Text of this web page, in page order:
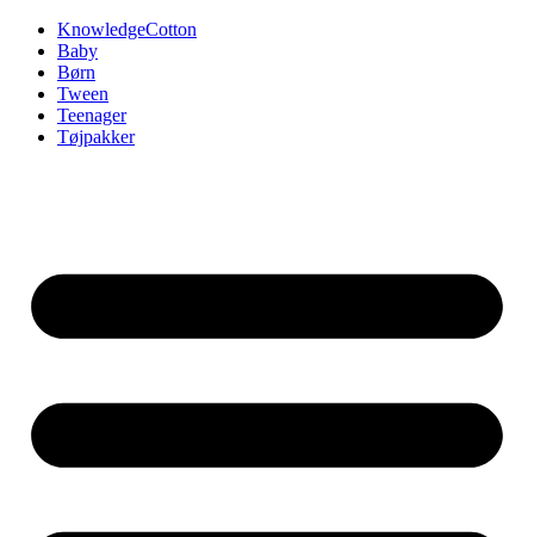
Videre
indhold
KnowledgeCotton
Baby
Børn
Tween
Teenager
Tøjpakker